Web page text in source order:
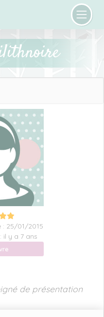
: 25/01/2015
il y a 7 ans
de présentation